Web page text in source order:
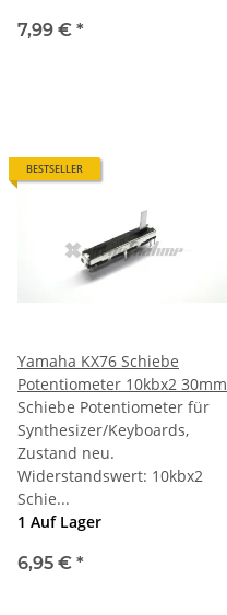
7,99 € *
BESTSELLER
Yamaha KX76 Schiebe
Potentiometer 10kbx2 30mm
Schiebe Potentiometer für
Synthesizer/Keyboards,
Zustand neu.
Widerstandswert: 10kbx2
Schie...
1 Auf Lager
6,95 € *